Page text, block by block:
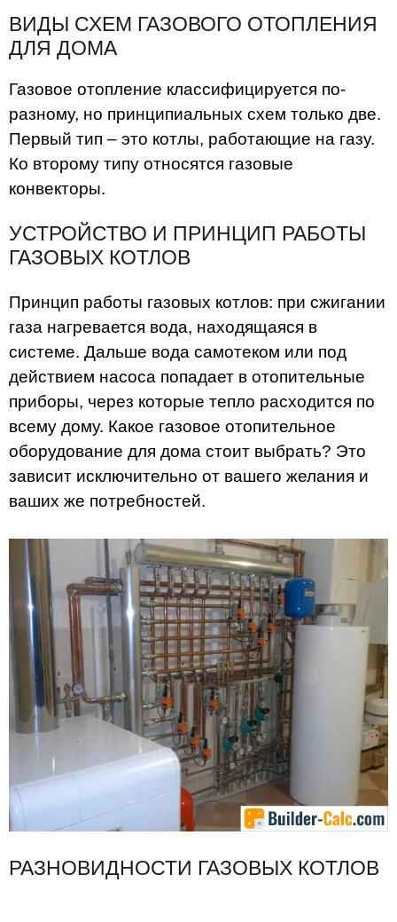
ВИДЫ СХЕМ ГАЗОВОГО ОТОПЛЕНИЯ
ДЛЯ ДОМА
Газовое отопление классифицируется по-
разному, но принципиальных схем только две.
Первый тип – это котлы, работающие на газу.
Ко второму типу относятся газовые
конвекторы.
УСТРОЙСТВО И ПРИНЦИП РАБОТЫ
ГАЗОВЫХ КОТЛОВ
Принцип работы газовых котлов: при сжигании
газа нагревается вода, находящаяся в
системе. Дальше вода самотеком или под
действием насоса попадает в отопительные
приборы, через которые тепло расходится по
всему дому. Какое газовое отопительное
оборудование для дома стоит выбрать? Это
зависит исключительно от вашего желания и
ваших же потребностей.
РАЗНОВИДНОСТИ ГАЗОВЫХ КОТЛОВ